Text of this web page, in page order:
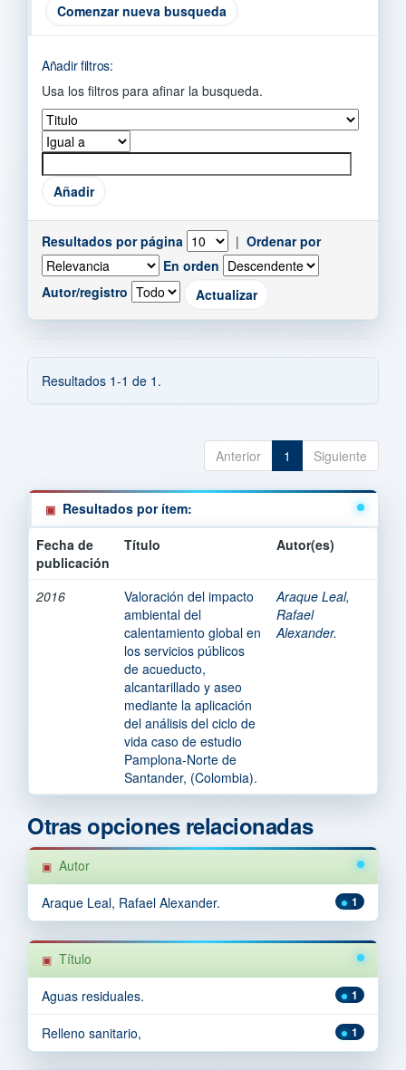
Comenzar nueva busqueda
Añadir filtros:
Usa los filtros para afinar la busqueda.
Resultados por página | Ordenar por
En orden
Autor/registro
Resultados 1-1 de 1.
Anterior 1 Siguiente
Resultados por ítem:
Fecha de
publicación
Título Autor(es)
2016
Valoración del impacto
ambiental del
calentamiento global en
los servicios públicos
de acueducto,
alcantarillado y aseo
mediante la aplicación
del análisis del ciclo de
vida caso de estudio
Pamplona-Norte de
Santander, (Colombia).
Araque Leal,
Rafael
Alexander.
Otras opciones relacionadas
Autor
1
Araque Leal, Rafael Alexander.
Título
1
Aguas residuales.
1
Relleno sanitario,